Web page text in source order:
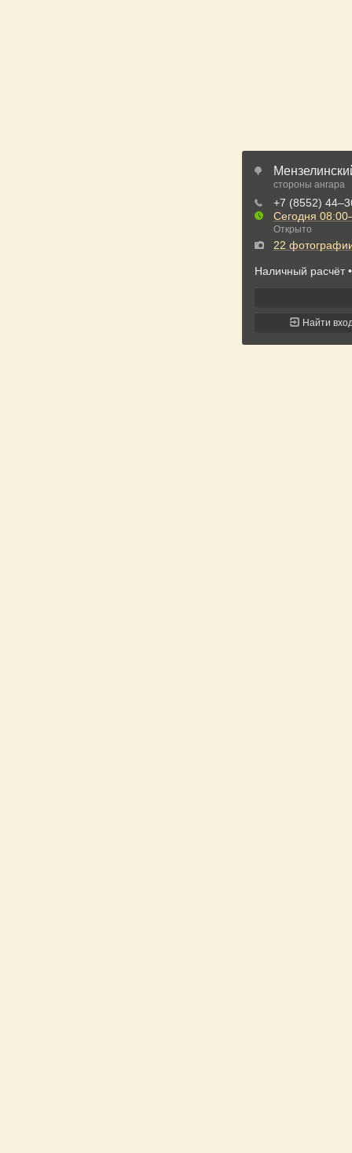
стороны ангара
+7 (8552)
Сегодня
Открыто
22
Наличный расчёт
Найти